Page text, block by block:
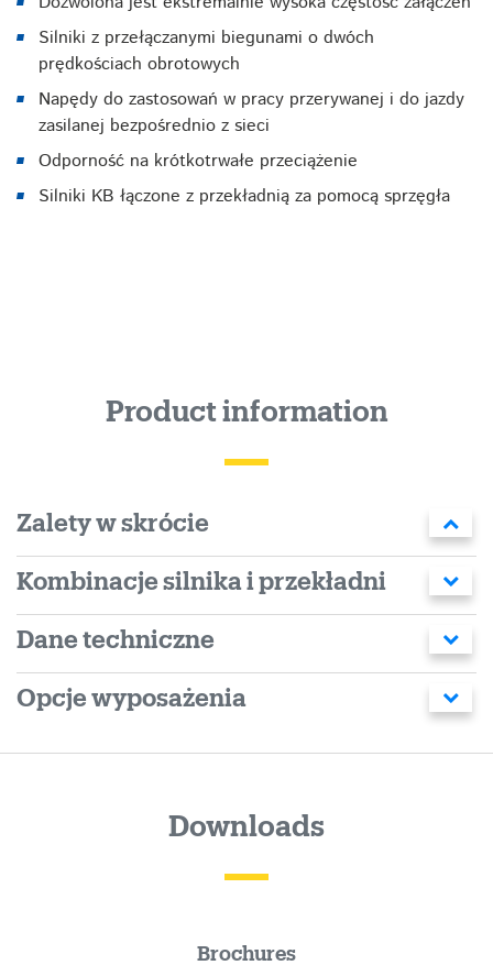
Silniki z przełączanymi biegunami o dwóch
prędkościach obrotowych
Napędy do zastosowań w pracy przerywanej i do jazdy
zasilanej bezpośrednio z sieci
Odporność na krótkotrwałe przeciążenie
Silniki KB łączone z przekładnią za pomocą sprzęgła
Product information
Zalety w skrócie
Kombinacje silnika i przekładni
Dane techniczne
Opcje wyposażenia
Downloads
Brochures